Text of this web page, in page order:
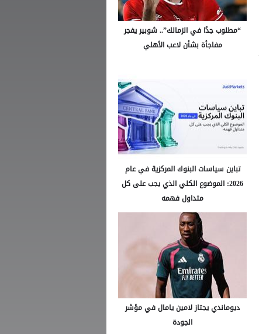
“مطلوب جدًا في الزمالك”.. شوبير يفجر
مفاجأة بشأن لاعب الأهلي
تباين سياسات البنوك المركزية في عام
2026: الموضوع الكلي الذي يجب على كل
متداول فهمه
ديوماندي يجتاز لامين يامال في مؤشر
الجودة